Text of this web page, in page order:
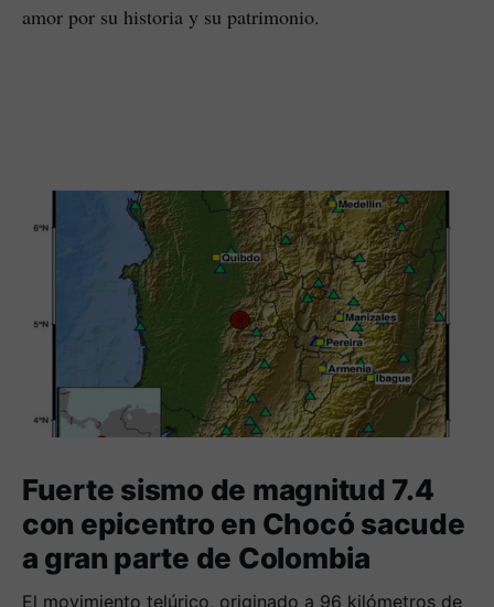
amor por su historia y su patrimonio.
Fuerte sismo de magnitud 7.4
con epicentro en Chocó sacude
a gran parte de Colombia
El movimiento telúrico, originado a 96 kilómetros de